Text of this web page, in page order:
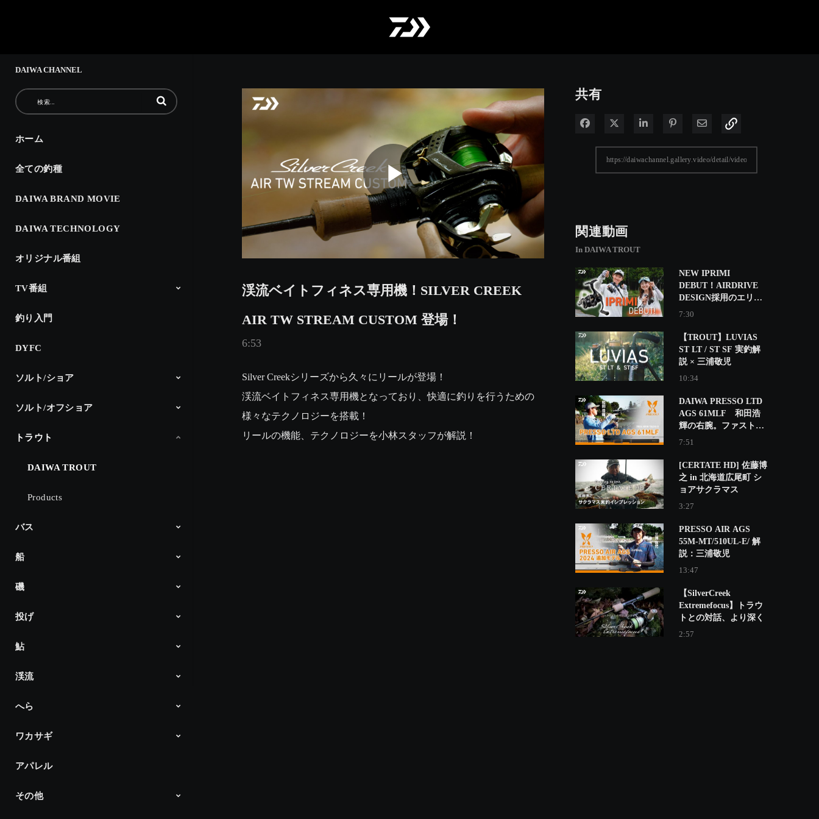
DAIWA CHANNEL
動画の検索語句を入力
ホーム
全ての釣種
DAIWA BRAND MOVIE
DAIWA TECHNOLOGY
オリジナル番組
TV番組
The Fishing
釣り時季
North Angler’s TV
Dz SALT 2ND
アングラーインプレッション
CM
釣り入門
DYFC
ソルト/ショア
シーバス
サーフゲーム
ショアプラッキング＆ショアジギ
エギング
アジング
メバリング
ロックフィッシュ
チニング
その他
DAIWA Salt Lure Channel
Products
ソルト/オフショア
オフショアヘビー
ライトキャスティング
スロージギング
ライトジギング
タイラバ
タチウオジギング
ボートエギング
イカメタル
Products
トラウト
DAIWA TROUT
Products
バス
船
磯
DAIWA 磯チャンネル
Products
投げ
鮎
アユイング
ダイワ鮎の王国
Products
渓流
Products
へら
へら通信
Products
ワカサギ
ワカサギ最前線
Products
アパレル
その他
Play
Video
渓流ベイトフィネス専用機！SILVER CREEK
AIR TW STREAM CUSTOM 登場！
6:53
Silver Creekシリーズから久々にリールが登場！
渓流ベイトフィネス専用機となっており、快適に釣りを行うための
様々なテクノロジーを搭載！
リールの機能、テクノロジーを小林スタッフが解説！
共有
Facebook で共有
Xで共有する
LinkedIn で共有
Pinterest に投稿電子メールで共有
関連動画
In DAIWA TROUT
NEW IPRIMI
DEBUT！AIRDRIVE
DESIGN採用のエリア
トラウト専用リール
7:30
【TROUT】LUVIAS
ST LT / ST SF 実釣解
説 × 三浦敬児
10:34
DAIWA PRESSO LTD
AGS 61MLF 和田浩
輝の右腕。ファストテ
ーパーの攻撃的モデ
7:51
[CERTATE HD] 佐藤博
之 in 北海道広尾町 シ
ョアサクラマス
3:27
PRESSO AIR AGS
55M-MT/510UL-E/ 解
説：三浦敬児
13:47
【SilverCreek
Extremefocus】トラウ
トとの対話、より深く
2:57